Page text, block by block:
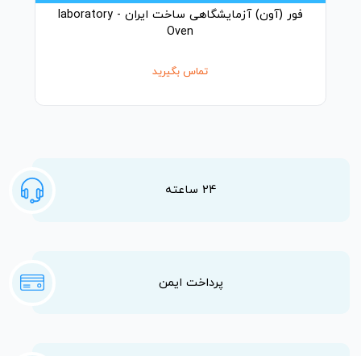
فور (آون) آزمایشگاهی ساخت ایران - laboratory
Oven
تماس بگیرید
24 ساعته
پرداخت ایمن